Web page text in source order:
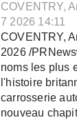
COVENTRY,
7 2026 14:11
COVENTRY,
2026 /
noms les plus
l'histoire
carrosserie
nouveau